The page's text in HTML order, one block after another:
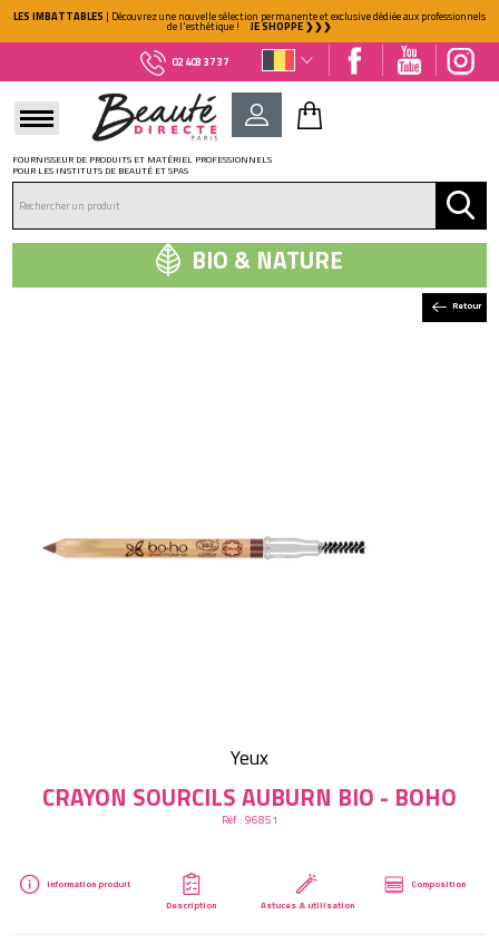
LES IMBATTABLES | Découvrez une nouvelle sélection permanente et exclusive dédiée aux professionnels
de l'esthétique ! JE SHOPPE ❯❯❯
02 403 37 37
FOURNISSEUR DE PRODUITS ET MATÉRIEL PROFESSIONNELS
POUR LES INSTITUTS DE BEAUTÉ ET SPAS
Retour
BIO & NATURE
Yeux
CRAYON SOURCILS AUBURN BIO - BOHO
Réf :96851
Information produit
Description
Astuces & utilisation
Composition